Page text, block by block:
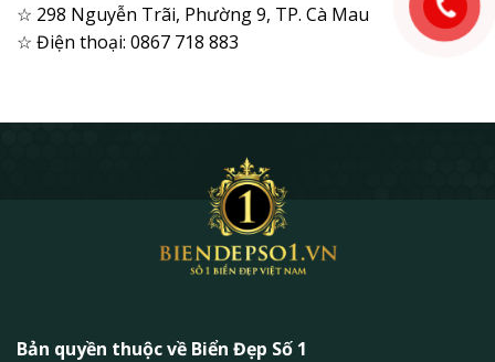
☆ 298 Nguyễn Trãi, Phường 9, TP. Cà Mau
☆ Điện thoại: 0867 718 883
Bản quyền thuộc về Biển Đẹp Số 1